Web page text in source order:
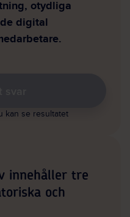
otydliga
digital
kan se resultatet
innehåller tre
och